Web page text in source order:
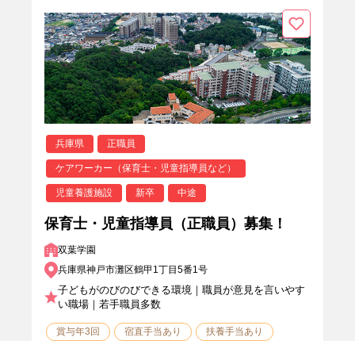
兵庫県 正職員
ケアワーカー（保育士・児童指導員など）
児童養護施設 新卒 中途
保育士・児童指導員（正職員）募集！
双葉学園
兵庫県神戸市灘区鶴甲1丁目5番1号
子どもがのびのびできる環境｜職員が意見を言いやす
い職場｜若手職員多数
賞与年3回 宿直手当あり 扶養手当あり